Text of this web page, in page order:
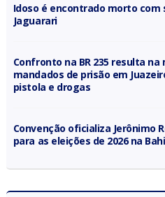
Idoso é encontrado morto com
Jaguarari
Confronto na BR 235 resulta
mandados de prisão em
pistola e drogas
Convenção oficializa Jerônimo
para as eleições de 2026 na